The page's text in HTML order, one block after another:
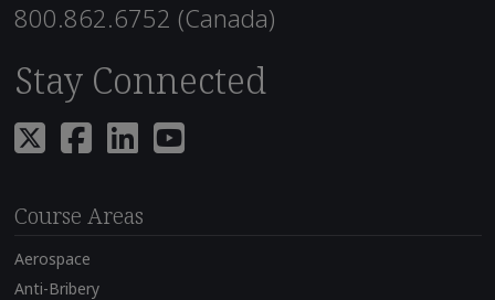
800.862.6752 (Canada)
Stay Connected
Course Areas
Aerospace
Anti-Bribery